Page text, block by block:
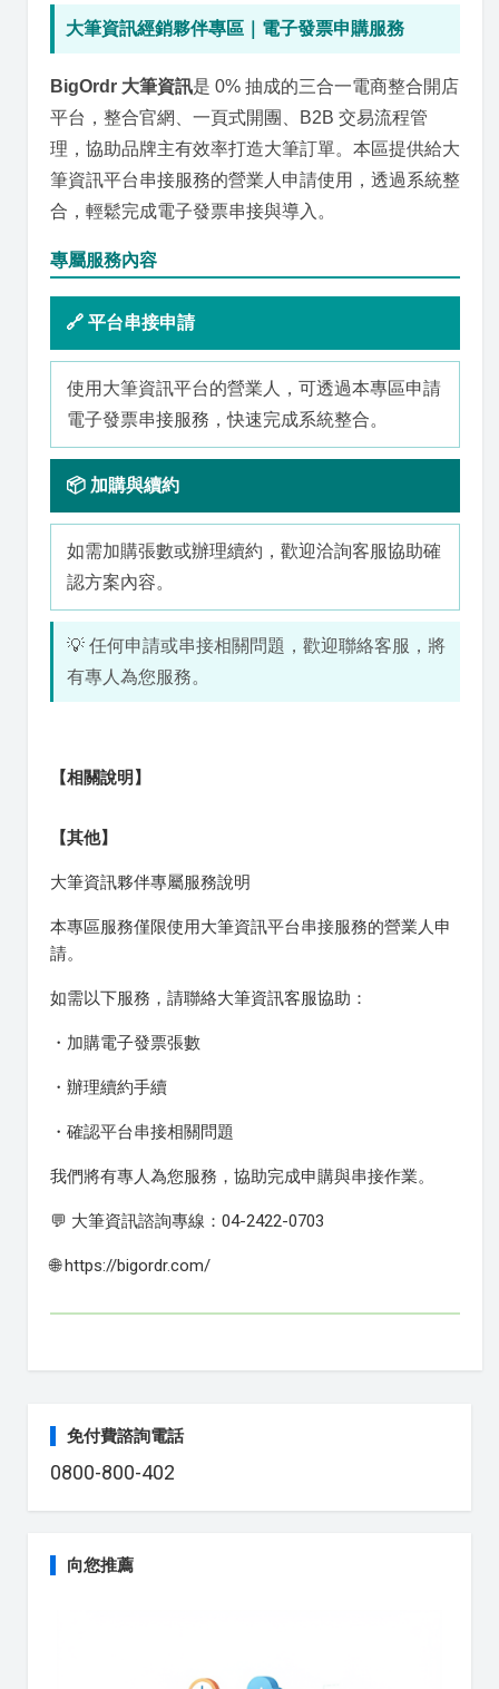
大筆資訊經銷夥伴專區｜電子發票申購服務
BigOrdr 大筆資訊是 0% 抽成的三合一電商整合開店
平台，整合官網、一頁式開團、B2B 交易流程管
理，協助品牌主有效率打造大筆訂單。本區提供給大
筆資訊平台串接服務的營業人申請使用，透過系統整
合，輕鬆完成電子發票串接與導入。
專屬服務內容
🔗 平台串接申請
使用大筆資訊平台的營業人，可透過本專區申請
電子發票串接服務，快速完成系統整合。
📦 加購與續約
如需加購張數或辦理續約，歡迎洽詢客服協助確
認方案內容。
💡 任何申請或串接相關問題，歡迎聯絡客服，將
有專人為您服務。
【相關說明】
【其他】
大筆資訊夥伴專屬服務說明
本專區服務僅限使用大筆資訊平台串接服務的營業人申
請。
如需以下服務，請聯絡大筆資訊客服協助：
・加購電子發票張數
・辦理續約手續
・確認平台串接相關問題
我們將有專人為您服務，協助完成申購與串接作業。
💬 大筆資訊諮詢專線：04-2422-0703
🌐 https://bigordr.com/
免付費諮詢電話
0800-800-402
向您推薦